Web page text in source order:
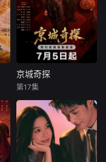
间：她是疯王慕容
璟和最锋利的杀人
利刃，也是阴狠大
皇子眼中的旧梦替
身，还是赵国质子
越秦偏执守护的
人。一场关于利用
在皇权博弈中凄美
上演。
京城奇探
于欣禾
京城纨绔赵少商为
帮姐姐探查夫家怪
事，结识了留洋归
京城奇探
第17集